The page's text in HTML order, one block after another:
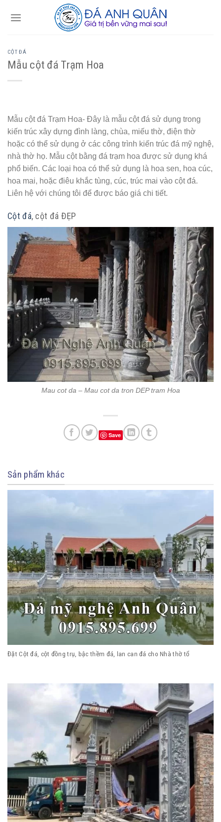
CỘT ĐÁ
Mẫu cột đá Trạm Hoa
Mẫu cột đá Trạm Hoa- Đây là mẫu cột đá sử dụng trong
kiến trúc xây dựng đình làng, chùa, miếu thờ, điện thờ
hoặc có thể sử dụng ở các công trình kiến trúc đá mỹ nghệ,
nhà thờ họ. Mẫu cột bằng đá trạm hoa được sử dụng khá
phổ biến. Các loại hoa có thể sử dụng là hoa sen, hoa cúc,
hoa mai, hoặc điêu khắc tùng, cúc, trúc mai vào cột đá.
Liên hệ với chúng tôi để được báo giá chi tiết.
Cột đá, cột đá ĐẸP
Mau cot da – Mau cot da tron DEP tram Hoa
Save
Sản phẩm khác
Đặt Cột đá, cột đồng trụ, bậc thềm đá, lan can đá cho Nhà thờ tổ